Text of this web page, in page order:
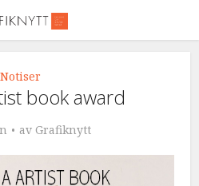
Notiser
book award
av Grafiknytt